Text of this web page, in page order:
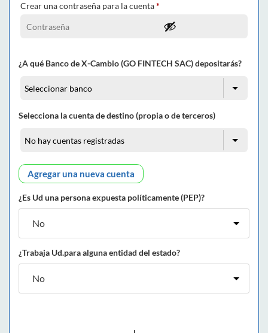
Crear una contraseña para la cuenta*
¿A qué Banco de X-Cambio (GO FINTECH SAC) depositarás?
Selecciona la cuenta de destino (propia o de terceros)
Agregar una nueva cuenta
¿Es Ud una persona expuesta políticamente (PEP)?
¿Trabaja Ud.para alguna entidad del estado?